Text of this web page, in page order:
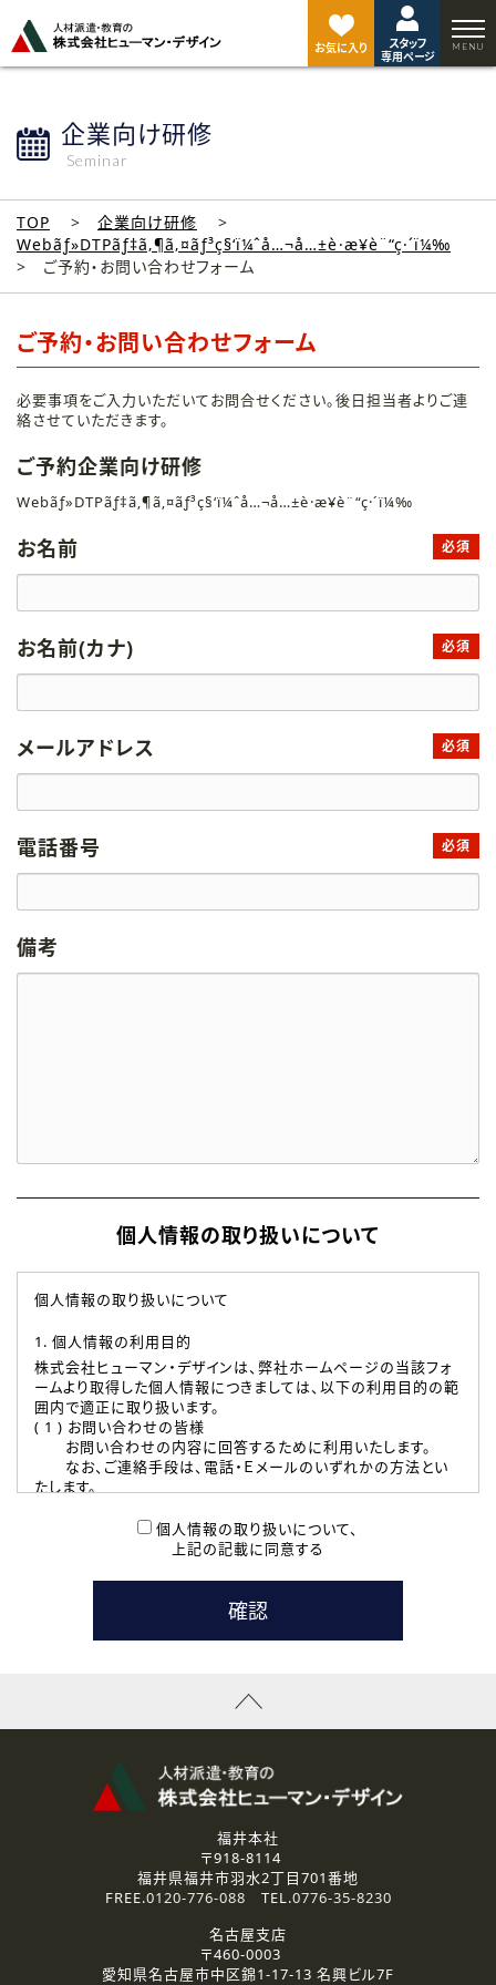
お気に入り
スタッフ
専用ページ
企業向け研修
Seminar
TOP
企業向け研修
Webãƒ»DTPãƒ‡ã‚¶ã‚¤ãƒ³ç§‘ï¼ˆå…¬å…±è·æ¥­è¨“ç·´ï¼‰
ご予約・お問い合わせフォーム
ご予約・お問い合わせフォーム
必要事項をご入力いただいてお問合せください。後日担当者よりご連
絡させていただきます。
ご予約企業向け研修
Webãƒ»DTPãƒ‡ã‚¶ã‚¤ãƒ³ç§‘ï¼ˆå…¬å…±è·æ¥­è¨“ç·´ï¼‰
お名前 必須
お名前(カナ) 必須
メールアドレス 必須
電話番号 必須
備考
個人情報の取り扱いについて
個人情報の取り扱いについて
1. 個人情報の利用目的
株式会社ヒューマン・デザインは、弊社ホームページの当該フォ
ームより取得した個人情報につきましては、以下の利用目的の範
囲内で適正に取り扱います。
( 1 ) お問い合わせの皆様
お問い合わせの内容に回答するために利用いたします。
なお、ご連絡手段は、電話・Ｅメールのいずれかの方法とい
たします。
本登録に関するご連絡および本登録時の参考情報として利
たします。
( 3 ) スタッフ派遣を検討されている企業の皆様
お問い合わせの内容に回答するために利用いたします。
なお、ご連絡手段は、電話・Ｅメールのいずれかの方法とい
資料送付、受講相談に関するご連絡のために利用いたしま
その他、お問い合わせの内容に回答するために利用いたし
なお、ご連絡手段は、電話・Ｅメールのいずれかの方法とい
2.個人情報の第三者提供
ご提供いただいた個人情報は、法令等の規定に従う場合を除き、
3.個人情報の取り扱いの委託
弊社の定める個人情報保護の評価基準を満たした委託先に、個
個人情報の取り扱いについて、
上記の記載に同意する
ジ
ト
福井本社
〒918-8114
福井県福井市羽水2丁目701番地
FREE.0120-776-088 TEL.0776-35-8230
名古屋支店
〒460-0003
愛知県名古屋市中区錦1-17-13 名興ビル7F